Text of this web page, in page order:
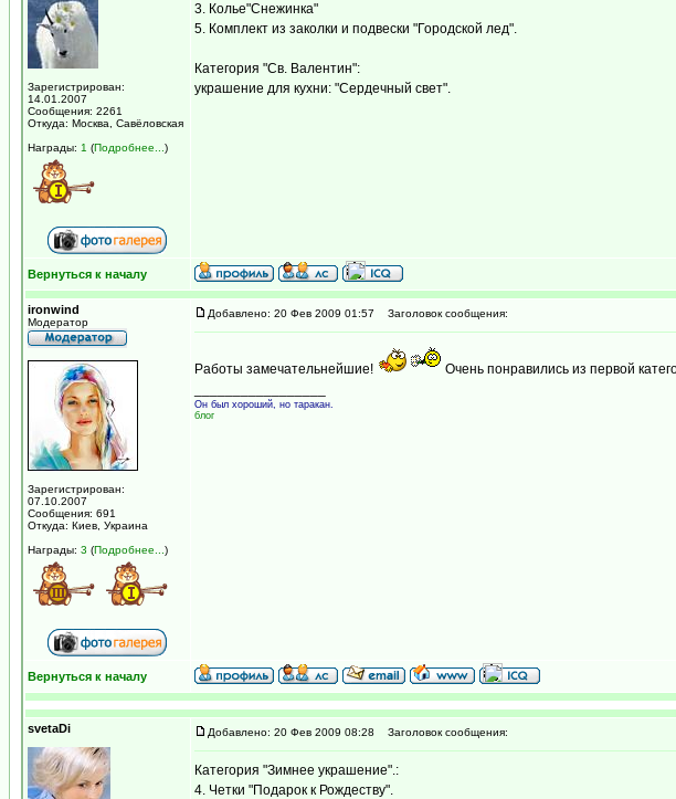
Зарегистрирован:
14.01.2007
Сообщения: 2261
Откуда: Москва, Савёловская
Награды: 1 (Подробнее... )
3. Колье"Снежинка"
5. Комплект из заколки и подвески "Городской лед".
Категория "Св. Валентин":
украшение для кухни: "Сердечный свет".
Вернуться к началу
ironwind
Модератор
Зарегистрирован:
07.10.2007
Сообщения: 691
Откуда: Киев, Украина
Награды: 3 (Подробнее... )
Добавлено: 20 Фев 2009 01:57 Заголовок сообщения:
Работы замечательнейшие!
Очень понравились из первой
Он был хороший, но таракан.
блог
Вернуться к началу
svetaDi Добавлено: 20 Фев 2009 08:28 Заголовок сообщения:
Категория "Зимнее украшение".:
4. Четки "Подарок к Рождеству".